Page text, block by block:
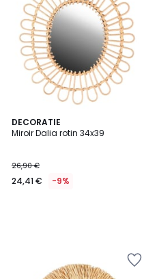
DECORATIE
Miroir Dalia rotin 34x39
26,90 €
24,41 € -9%